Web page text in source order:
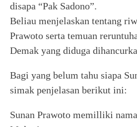
disapa “Pak Sadono”.
Beliau menjelaskan tentang
Prawoto serta temuan
Demak yang diduga
Bagi yang belum tahu siapa
simak penjelasan berikut ini:
Sunan Prawoto memilliki